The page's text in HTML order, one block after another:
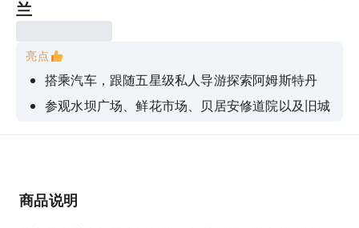
兰
亮点
搭乘汽车，跟随五星级私人导游探索阿姆斯特丹
参观水坝广场、鲜花市场、贝居安修道院以及旧城
登上阿姆斯特丹顶级360°观景台欣赏美景（仅限7
商品说明